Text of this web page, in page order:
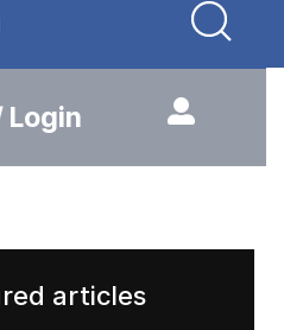
articles